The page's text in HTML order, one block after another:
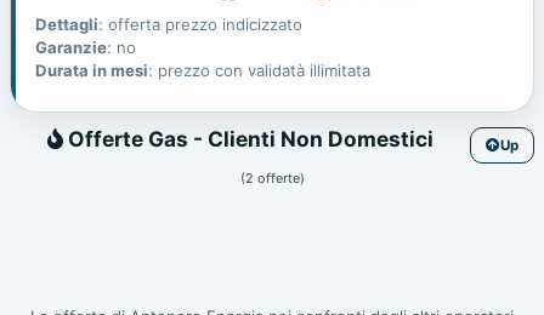
Dettagli: offerta prezzo indicizzato
Garanzie: no
Durata in mesi: prezzo con validatà illimitata
Gas
Offerte Gas - Clienti Non Domestici
Up
(2 offerte)